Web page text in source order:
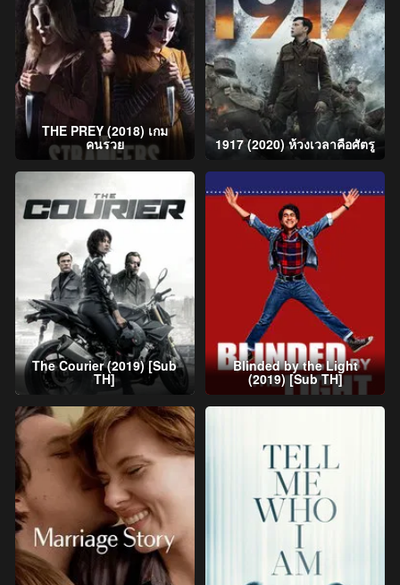
THE PREY (2018) เกม
คนรวย 1917 (2020) ห้วงเวลาคือศัตรู
The Courier (2019) [Sub
TH]
Blinded by the Light
(2019) [Sub TH]